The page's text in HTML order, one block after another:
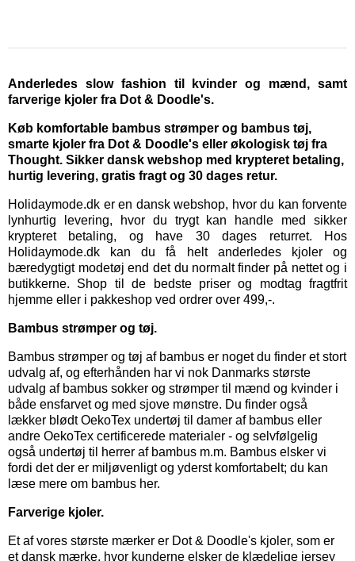
Anderledes slow fashion til kvinder og mænd, samt
farverige kjoler fra Dot & Doodle's.
Køb komfortable bambus strømper og bambus tøj,
smarte kjoler fra Dot & Doodle's eller økologisk tøj fra
Thought. Sikker dansk webshop med krypteret betaling,
hurtig levering, gratis fragt og 30 dages retur.
Holidaymode.dk er en dansk webshop, hvor du kan forvente
lynhurtig levering, hvor du trygt kan handle med sikker
krypteret betaling, og have 30 dages returret. Hos
Holidaymode.dk kan du få helt anderledes kjoler og
bæredygtigt modetøj end det du normalt finder på nettet og i
butikkerne. Shop til de bedste priser og modtag fragtfrit
hjemme eller i pakkeshop ved ordrer over 499,-.
Bambus strømper og tøj.
Bambus strømper og tøj af bambus er noget du finder et stort
udvalg af, og efterhånden har vi nok Danmarks største
udvalg af bambus sokker og strømper til mænd og kvinder i
både ensfarvet og med sjove mønstre. Du finder også
lækker blødt OekoTex undertøj til damer af bambus eller
andre OekoTex certificerede materialer - og selvfølgelig
også undertøj til herrer af bambus m.m. Bambus elsker vi
fordi det der er miljøvenligt og yderst komfortabelt; du kan
læse mere om bambus her.
Farverige kjoler.
Et af vores største mærker er Dot & Doodle's kjoler, som er
et dansk mærke, hvor kunderne elsker de klædelige jersey